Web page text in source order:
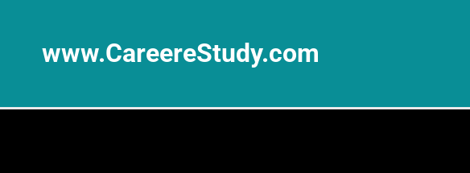
www.CareereStudy.com